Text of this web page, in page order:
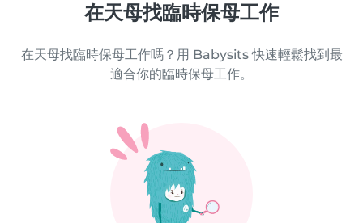
在天母找臨時保母工作
在天母找臨時保母工作嗎？用 Babysits 快速輕鬆找到最
適合你的臨時保母工作。